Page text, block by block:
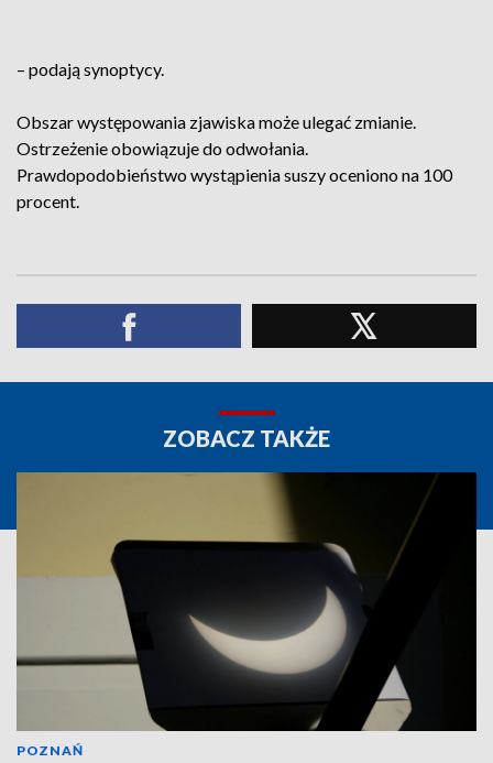
– podają synoptycy.
Obszar występowania zjawiska może ulegać zmianie.
Ostrzeżenie obowiązuje do odwołania.
Prawdopodobieństwo wystąpienia suszy oceniono na 100
procent.
ZOBACZ TAKŻE
POZNAŃ